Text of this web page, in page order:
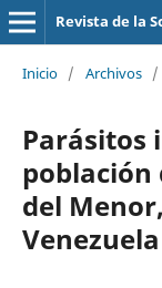
Revista de la
Inicio / Archivos /
Parásitos
del
Venezuela